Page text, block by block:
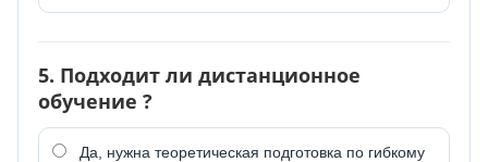
5. Подходит ли дистанционное
обучение ?
Да, нужна теоретическая подготовка по гибкому